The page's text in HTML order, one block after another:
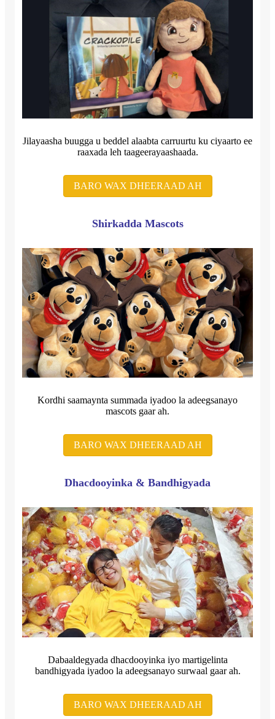
Jilayaasha buugga u beddel alaabta carruurtu ku ciyaarto ee
raaxada leh taageerayaashaada.
BARO WAX DHEERAAD AH
Shirkadda Mascots
Kordhi saamaynta summada iyadoo la adeegsanayo
mascots gaar ah.
BARO WAX DHEERAAD AH
Dhacdooyinka & Bandhigyada
Dabaaldegyada dhacdooyinka iyo martigelinta
bandhigyada iyadoo la adeegsanayo surwaal gaar ah.
BARO WAX DHEERAAD AH